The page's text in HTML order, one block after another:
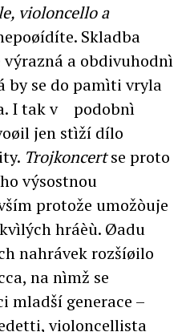
violoncello a
Skladba
a obdivuhodnì
by se do pamìti vryla
I tak v podobnì
jen stìží dílo
Trojkoncertse proto
výsostnou
protože umožòuje
hráèù. Øadu
nahrávek rozšíøilo
na nìmž se
generace –
violoncellista